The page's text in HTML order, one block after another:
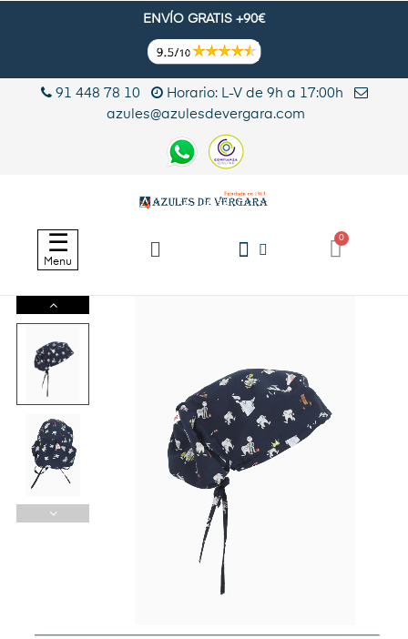
ENVÍO GRATIS +90€
91 448 78 10
Horario: L-V de 9h a 17:00h
azules@azulesdevergara.com
Navegación
de
palanca
☰
Menu